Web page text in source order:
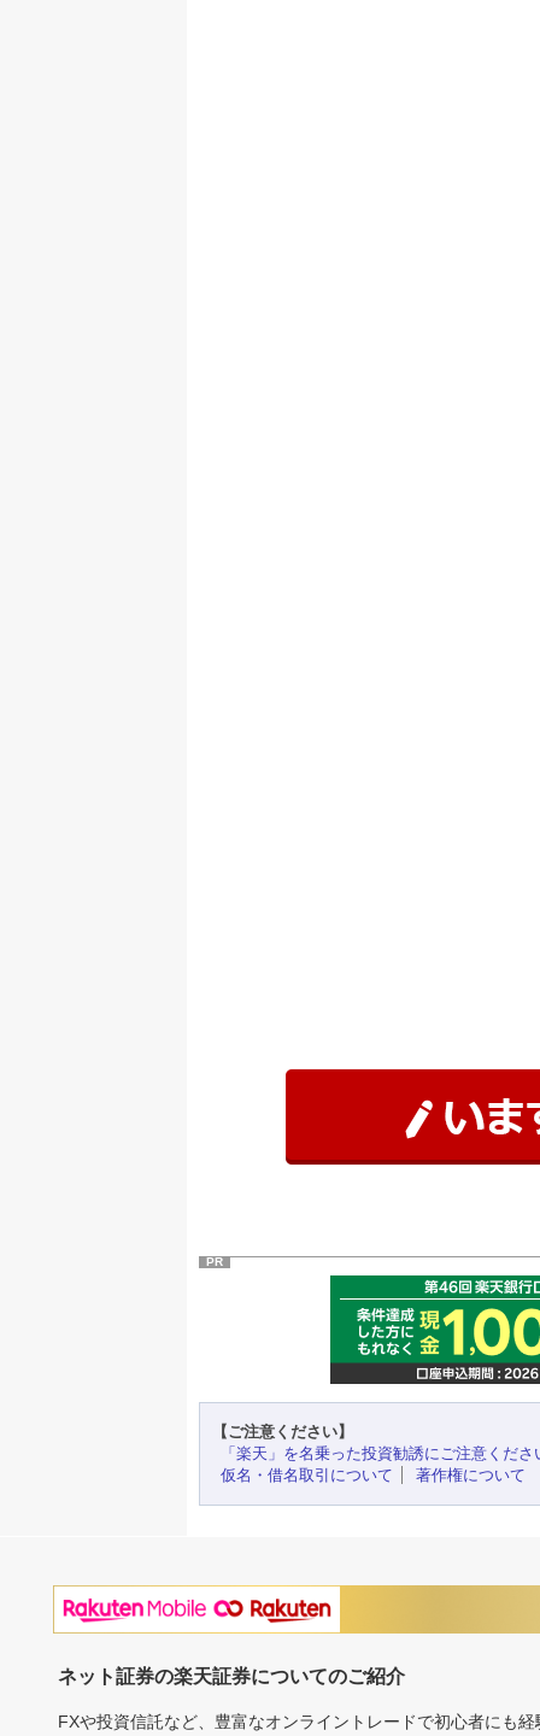
PR
【ご注意ください】
「楽天」を名乗った投資勧誘にご注意くださ
仮名・借名取引について
著作権について
ネット証券の楽天証券についてのご紹介
FXや投資信託など、豊富なオンライントレードで初心者にも